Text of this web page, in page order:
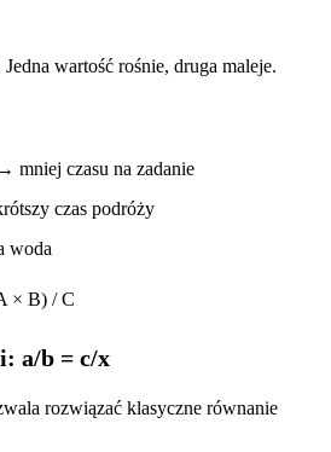
wartość rośnie, druga maleje.
mniej czasu na zadanie
czas podróży
woda
× B) / C
a/b = c/x
rozwiązać klasyczne równanie